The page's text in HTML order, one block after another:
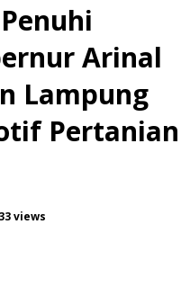
Arinal
Lampung
Pertanian
views